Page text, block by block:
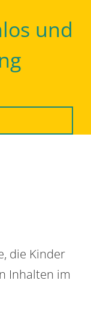
und
die Kinder
Inhalten im